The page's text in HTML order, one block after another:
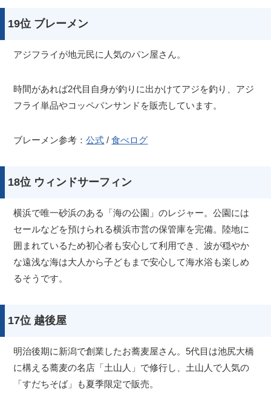
19位 ブレーメン
アジフライが地元民に人気のパン屋さん。
時間があれば2代目自身が釣りに出かけてアジを釣り、アジ
フライ単品やコッペパンサンドを販売しています。
ブレーメン参考：公式 /食べログ
18位 ウィンドサーフィン
横浜で唯一砂浜のある「海の公園」のレジャー。公園には
セールなどを預けられる横浜市営の保管庫を完備。陸地に
囲まれているため初心者も安心して利用でき、波が穏やか
な遠浅な海は大人から子どもまで安心して海水浴も楽しめ
るそうです。
17位 越後屋
明治後期に新潟で創業したお蕎麦屋さん。5代目は池尻大橋
に構える蕎麦の名店「土山人」で修行し、土山人で人気の
「すだちそば」も夏季限定で販売。